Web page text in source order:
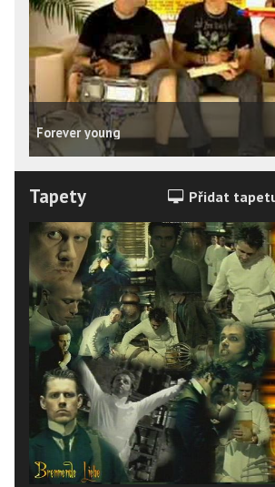
Forever young
Tapety Přidat